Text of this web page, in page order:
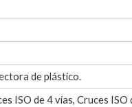
de plástico.
ISO de 4 vías, Cruces ISO